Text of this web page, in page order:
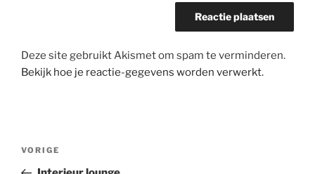
Deze site gebruikt Akismet om spam te verminderen.
Bekijk hoe je reactie-gegevens worden verwerkt.
Berichtnavigatie
Vorig
bericht
VORIGE